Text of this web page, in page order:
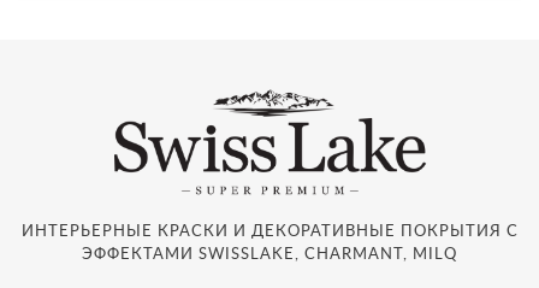
ИНТЕРЬЕРНЫЕ КРАСКИ И ДЕКОРАТИВНЫЕ ПОКРЫТИЯ С
ЭФФЕКТАМИ SWISSLAKE, CHARMANT, MILQ